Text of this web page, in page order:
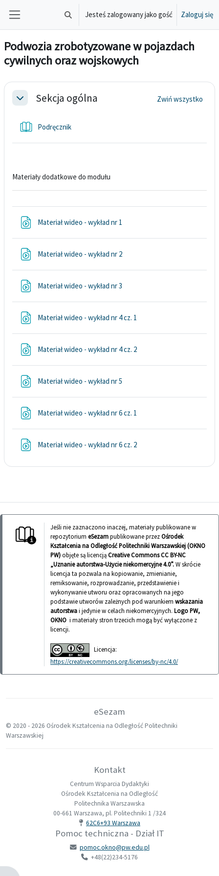
Przejdź do głównej zawartości
Przełącznik wyszukiwarki
Jesteś zalogowany jako gość Zaloguj się
Podwozia zrobotyzowane w pojazdach
cywilnych oraz wojskowych
Przegląd sekcji
MinimalizujSekcja ogólna Zwiń wszystko
PodręcznikKsiążka
Materiały dodatkowe do modułu
Materiał wideo - wykład nr 1
Materiał wideo - wykład nr 2
Materiał wideo - wykład nr 3
Materiał wideo - wykład nr 4 cz. 1
Materiał wideo - wykład nr 4 cz. 2
Materiał wideo - wykład nr 5
Materiał wideo - wykład nr 6 cz. 1
Materiał wideo - wykład nr 6 cz. 2
Jeśli nie zaznaczono inaczej, materiały publikowane w
repozytorium eSezampublikowane przezOśrodek
Kształcenia na Odległość Politechniki Warszawskiej (OKNO
PW)objęte są licencjąCreative Commons CC BY-NC
„Uznanie autorstwa-Użycie niekomercyjne 4.0”.W skrócie
licencja ta pozwala na kopiowanie, zmienianie,
remiksowanie, rozprowadzanie, przedstawienie i
wykonywanie utworu oraz opracowanych na jego
podstawie utworów zależnych pod warunkiem wskazania
autorstwai jedynie w celach niekomercyjnych. Logo PW,
OKNO i materiały stron trzecich mogą być wyłączone z
licencji.
Licencja:
https://creativecommons.org/licenses/by-nc/4.0/
eSezam
© 2020 - 2026 Ośrodek Kształcenia na Odległość Politechniki
Warszawskiej
Kontakt
Centrum Wsparcia Dydaktyki
Ośrodek Kształcenia na Odległość
Politechnika Warszawska
00-661 Warszawa, pl. Politechniki 1 /324
62C6+93 Warszawa
Pomoc techniczna - Dział IT
pomoc.okno@pw.edu.pl
+48(22)234-5176